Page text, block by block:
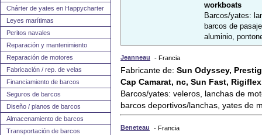
Chárter de yates en Happycharter
Leyes marítimas
Peritos navales
Reparación y mantenimiento
Reparación de motores
Fabricación / rep. de velas
Financiamiento de barcos
Seguros de barcos
Diseño / planos de barcos
Almacenamiento de barcos
Transportación de barcos
workboats
Barcos/yates:
barcos de
aluminio,
Jeanneau - Francia
Fabricante de: Sun Odyssey,
Cap Camarat, nc, Sun Fast, Rigiflex
Barcos/yates: veleros, lanchas de
barcos deportivos/lanchas, yates de
Beneteau - Francia